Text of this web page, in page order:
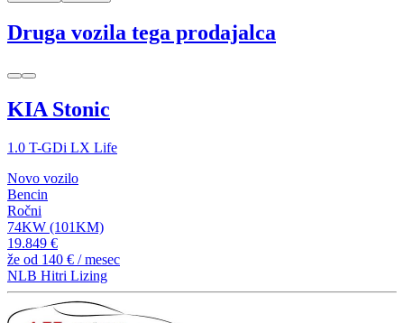
Druga vozila tega prodajalca
KIA Stonic
1.0 T-GDi LX Life
Novo vozilo
Bencin
Ročni
74KW (101KM)
19.849 €
že od 140 € / mesec
NLB Hitri Lizing